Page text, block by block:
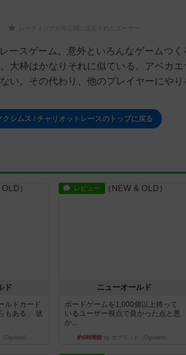
レーティングが非公開に設定されたユーザー
ースゲーム。意外といろんなゲームつ
大枠はかなりそれに似ている。アベカ
い。その代わり、他のプレイヤーにやり
クシムス / チャリオットレースのトップに戻る
ド
ルドカード
もある」 状
Oguland）
レビュー
ニューオールド
ボードゲームを1,000個以上持って
いるユーザー視点で良かった点と悪
か...
約6時間前 by オグランド（Oguland）